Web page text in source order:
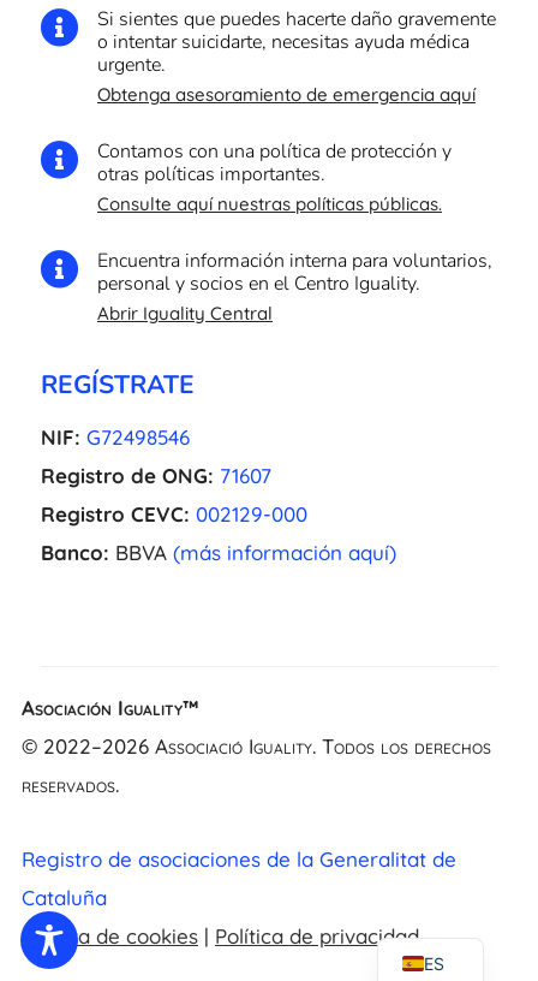

Si sientes que puedes hacerte daño gravemente
o intentar suicidarte, necesitas ayuda médica
urgente.
Obtenga asesoramiento de emergencia aquí

Contamos con una política de protección y
otras políticas importantes.
Consulte aquí nuestras políticas públicas.

Encuentra información interna para voluntarios,
personal y socios en el Centro Iguality.
Abrir Iguality Central
REGÍSTRATE
NIF: G72498546
Registro de ONG: 71607
Registro CEVC: 002129-000
Banco: BBVA (más información aquí)
Asociación Iguality™
© 2022–2026 Associació Iguality. Todos los derechos
reservados.
Registro de asociaciones de la Generalitat de
Cataluña
Política de cookies| Política de privacidad
ES